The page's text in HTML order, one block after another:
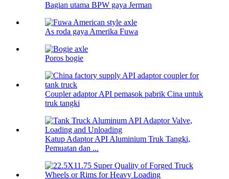
Bagian utama BPW gaya Jerman
As roda gaya Amerika Fuwa
Poros bogie
Coupler adaptor API pemasok pabrik Cina untuk
truk tangki
Katup Adaptor API Aluminium Truk Tangki,
Pemuatan dan ...